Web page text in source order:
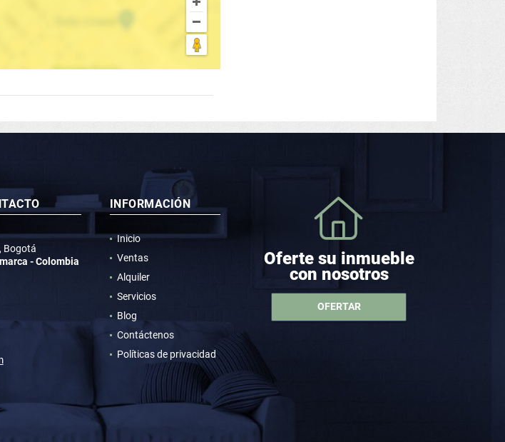
Bogotá
- Colombia
INFORMACIÓN
Inicio
Ventas
Alquiler
Servicios
Blog
Contáctenos
Políticas de privacidad
Oferte su inmueble
con nosotros
OFERTAR